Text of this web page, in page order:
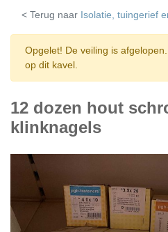
< Terug naar Isolatie, tuingerief
Opgelet! De veiling is
op dit kavel.
12 dozen hout
klinknagels